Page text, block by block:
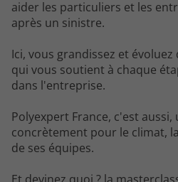
aider les particuliers et les
après un sinistre.
Ici, vous grandissez et
qui vous soutient à chaque
dans l'entreprise.
Polyexpert France, c'est
concrètement pour le climat,
de ses équipes.